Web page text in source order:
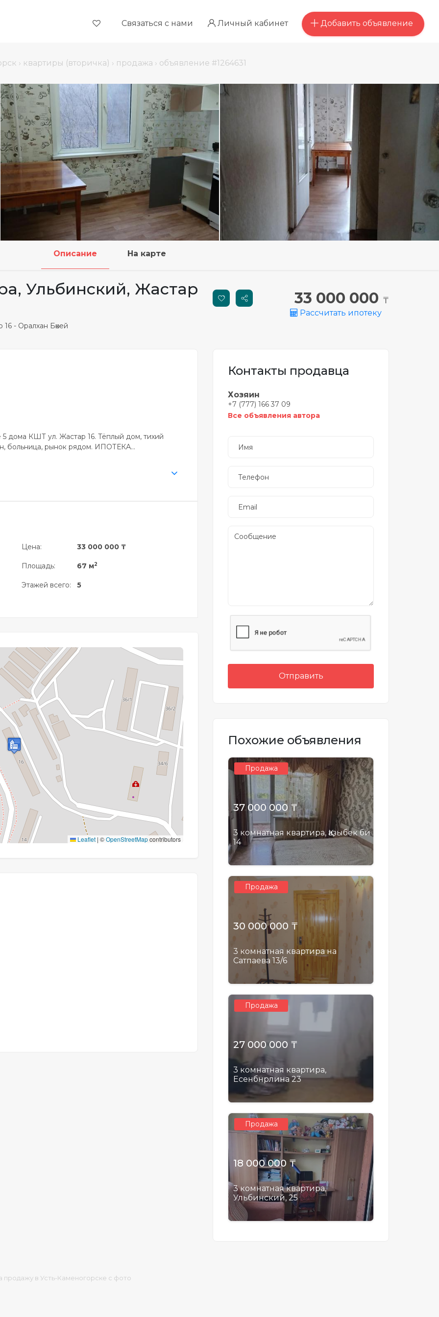
Связаться с нами Личный кабинет Добавить объявление
› квартиры (вторичка) › продажа › объявление #1264631
Описание На карте
Ульбинский, Жастар
- Оралхан Бөкей
33 000 000 ₸
Рассчитать ипотеку
дома КШТ ул. Жастар 16. Тёплый дом, тихий
больница, рынок рядом. ИПОТЕКА...
Цена:
Площадь:
Этажей всего:
33 000 000 ₸
67 м2
5
Leaflet | ©OpenStreetMapcontributors
Контакты продавца
Хозяин
+7 (777) 166 37 09
Все объявления автора
Отправить
Похожие объявления
Продажа
37 000 000 ₸
3 комнатная квартира, Қазыбек би
14
Продажа
30 000 000 ₸
3 комнатная квартира на
Сатпаева 13/6
Продажа
27 000 000 ₸
3 комнатная квартира,
Есенбнрлина 23
Продажа
18 000 000 ₸
3 комнатная квартира,
Ульбинский, 25
продажу в Усть-Каменогорске с фото